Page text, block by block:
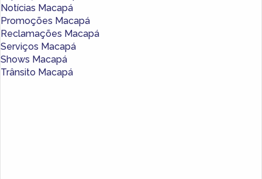
Notícias Macapá
Promoções Macapá
Reclamações Macapá
Serviços Macapá
Shows Macapá
Trânsito Macapá